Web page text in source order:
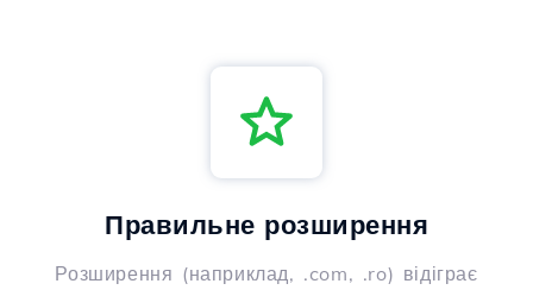
Правильне розширення
Розширення (наприклад, .com, .ro) відіграє